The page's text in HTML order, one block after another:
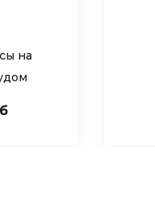
на